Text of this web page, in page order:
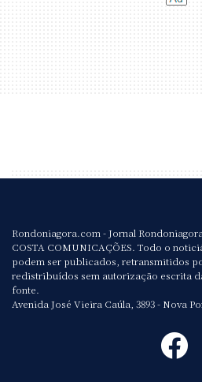
Rondoniagora.com - Jornal
COSTA COMUNICAÇÕES. Todo o
podem ser publicados, retransmitidos
redistribuídos sem autorização escrita
fonte.
Avenida José Vieira Caúla, 3893 - Nova